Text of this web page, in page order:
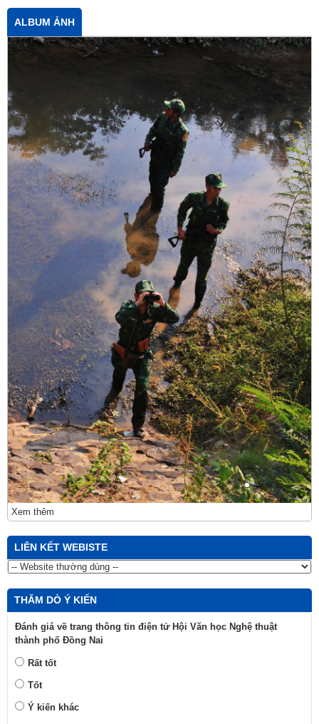
ALBUM ẢNH
Xem thêm
LIÊN KẾT WEBISTE
THĂM DÒ Ý KIẾN
Đánh giá về trang thông tin điện tử Hội Văn học Nghệ thuật
thành phố Đồng Nai
Rất tốt
Tốt
Ý kiến khác